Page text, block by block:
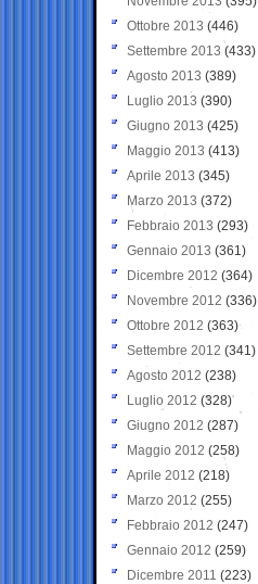
Ottobre 2013 (446)
Settembre 2013 (433)
Agosto 2013 (389)
Luglio 2013 (390)
Giugno 2013 (425)
Maggio 2013 (413)
Aprile 2013 (345)
Marzo 2013 (372)
Febbraio 2013 (293)
Gennaio 2013 (361)
Dicembre 2012 (364)
Novembre 2012 (336)
Ottobre 2012 (363)
Settembre 2012 (341)
Agosto 2012 (238)
Luglio 2012 (328)
Giugno 2012 (287)
Maggio 2012 (258)
Aprile 2012 (218)
Marzo 2012 (255)
Febbraio 2012 (247)
Gennaio 2012 (259)
Dicembre 2011 (223)